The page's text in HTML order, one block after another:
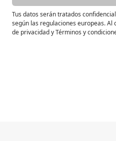
Tus datos serán tratados
según las regulaciones europeas. Al
de privacidad y Términos y